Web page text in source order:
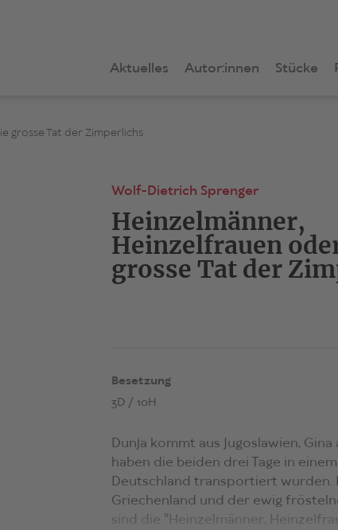
Aktuelles Autor:innen Stücke
grosse Tat der Zimperlichs
Wolf-Dietrich Sprenger
Heinzelmänner,
Heinzelfrauen
grosse Tat der
Besetzung
3D / 10H
Dunja kommt aus Jugoslawien,
haben die beiden drei Tage in
Deutschland transportiert wurden.
Griechenland und der ewig
sind die "Heinzelmänner,